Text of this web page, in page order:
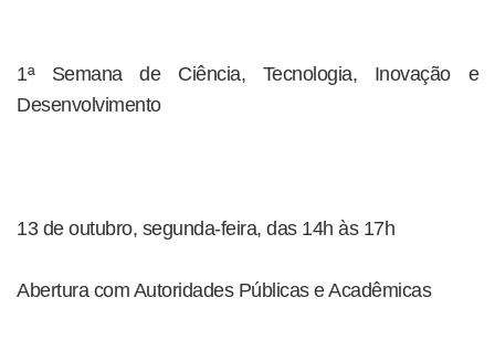
1ª Semana de Ciência, Tecnologia, Inovação e
Desenvolvimento
13 de outubro, segunda-feira, das 14h às 17h
Abertura com Autoridades Públicas e Acadêmicas